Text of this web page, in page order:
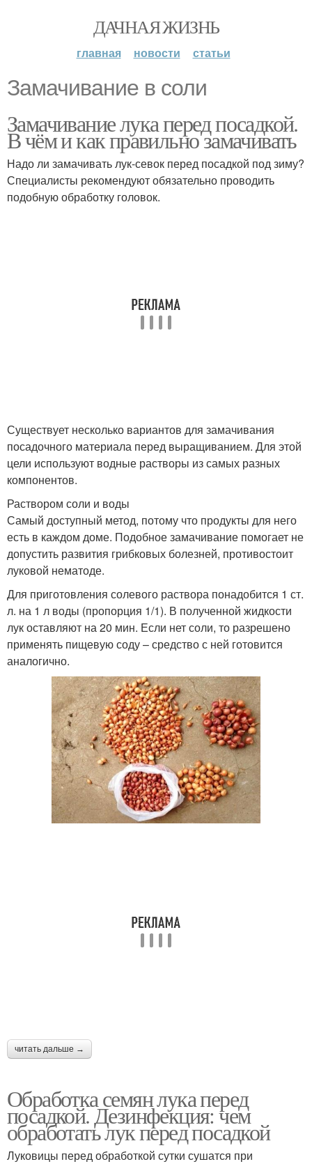
ДАЧНАЯ ЖИЗНЬ
главная новости статьи
Замачивание в соли
Замачивание лука перед посадкой.
В чём и как правильно замачивать
Надо ли замачивать лук-севок перед посадкой под зиму?
Специалисты рекомендуют обязательно проводить
подобную обработку головок.
Существует несколько вариантов для замачивания
посадочного материала перед выращиванием. Для этой
цели используют водные растворы из самых разных
компонентов.
Раствором соли и воды
Самый доступный метод, потому что продукты для него
есть в каждом доме. Подобное замачивание помогает не
допустить развития грибковых болезней, противостоит
луковой нематоде.
Для приготовления солевого раствора понадобится 1 ст.
л. на 1 л воды (пропорция 1/1). В полученной жидкости
лук оставляют на 20 мин. Если нет соли, то разрешено
применять пищевую соду – средство с ней готовится
аналогично.
читать дальше →
Обработка семян лука перед
посадкой. Дезинфекция: чем
обработать лук перед посадкой
Луковицы перед обработкой сутки сушатся при